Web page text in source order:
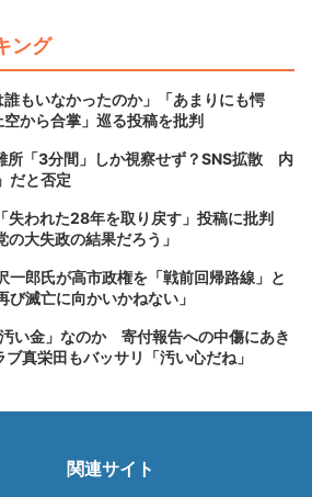
ング
もいなかったのか」「あまりにも愕
から合掌」巡る投稿を批判
所「3分間」しか視察せず？SNS拡散 内
だと否定
失われた28年を取り戻す」投稿に批判
大失政の結果だろう」
一郎氏が高市政権を「戦前回帰路線」と
滅亡に向かいかねない」
い金」なのか 寄付報告への中傷にあき
真栄田もバッサリ「汚い心だね」
関連サイト